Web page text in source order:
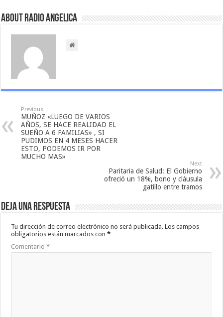
About Radio Angelica
Previous
MUÑOZ «LUEGO DE VARIOS
AÑOS, SE HACE REALIDAD EL
SUEÑO A 6 FAMILIAS» , SI
PUDIMOS EN 4 MESES HACER
ESTO, PODEMOS IR POR
MUCHO MAS»
Next
Paritaria de Salud: El Gobierno
ofreció un 18%, bono y cláusula
gatillo entre tramos
Deja una respuesta
Tu dirección de correo electrónico no será publicada. Los campos
obligatorios están marcados con*
Comentario*